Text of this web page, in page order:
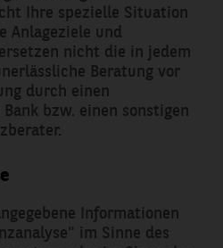
Ihre spezielle Situation
Anlageziele und
nicht die in jedem
Beratung vor
durch einen
bzw. einen sonstigen
Informationen
im Sinne des